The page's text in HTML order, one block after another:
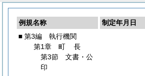
例規名称 制定年月日
■ 第3編 執行機関
第1章 町長
第3節 文書・公
印